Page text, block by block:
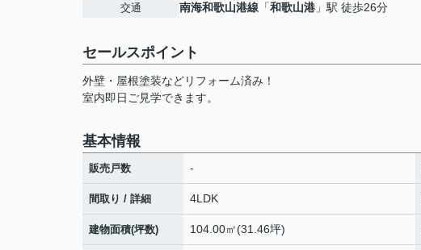
交通 南海和歌山港線 「和歌山港 」駅 徒歩26分
セールスポイント
外壁・屋根塗装などリフォーム済み！
室内即日ご見学できます。
基本情報
販売戸数 -
間取り / 詳細 4LDK
建物面積(坪数) 104.00㎡(31.46坪)